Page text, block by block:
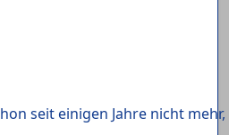
seit einigen Jahre nicht